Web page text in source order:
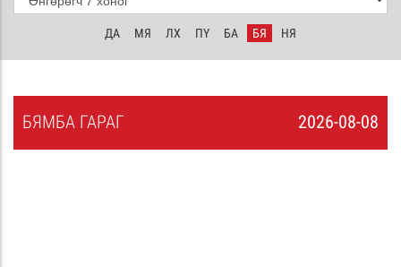
ДА МЯ ЛХ ПҮ БА БЯ НЯ
2026-08-08
БЯМБА ГАРАГ